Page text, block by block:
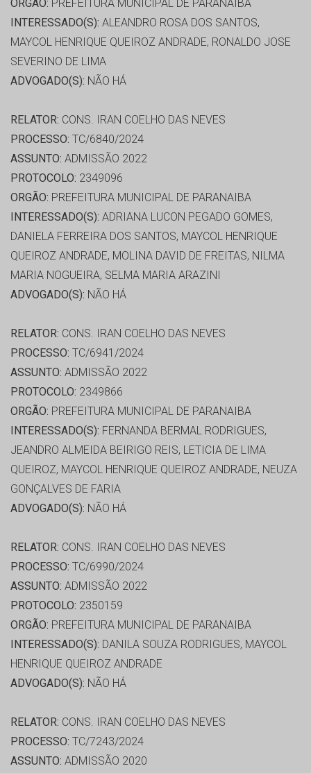
ORGÃO: PREFEITURA MUNICIPAL DE PARANAIBA
INTERESSADO(S): ALEANDRO ROSA DOS SANTOS,
MAYCOL HENRIQUE QUEIROZ ANDRADE, RONALDO JOSE
SEVERINO DE LIMA
ADVOGADO(S): NÃO HÁ
RELATOR: CONS. IRAN COELHO DAS NEVES
PROCESSO: TC/6840/2024
ASSUNTO: ADMISSÃO 2022
PROTOCOLO: 2349096
ORGÃO: PREFEITURA MUNICIPAL DE PARANAIBA
INTERESSADO(S): ADRIANA LUCON PEGADO GOMES,
DANIELA FERREIRA DOS SANTOS, MAYCOL HENRIQUE
QUEIROZ ANDRADE, MOLINA DAVID DE FREITAS, NILMA
MARIA NOGUEIRA, SELMA MARIA ARAZINI
ADVOGADO(S): NÃO HÁ
RELATOR: CONS. IRAN COELHO DAS NEVES
PROCESSO: TC/6941/2024
ASSUNTO: ADMISSÃO 2022
PROTOCOLO: 2349866
ORGÃO: PREFEITURA MUNICIPAL DE PARANAIBA
INTERESSADO(S): FERNANDA BERMAL RODRIGUES,
JEANDRO ALMEIDA BEIRIGO REIS, LETICIA DE LIMA
QUEIROZ, MAYCOL HENRIQUE QUEIROZ ANDRADE, NEUZA
GONÇALVES DE FARIA
ADVOGADO(S): NÃO HÁ
RELATOR: CONS. IRAN COELHO DAS NEVES
PROCESSO: TC/6990/2024
ASSUNTO: ADMISSÃO 2022
PROTOCOLO: 2350159
ORGÃO: PREFEITURA MUNICIPAL DE PARANAIBA
INTERESSADO(S): DANILA SOUZA RODRIGUES, MAYCOL
HENRIQUE QUEIROZ ANDRADE
ADVOGADO(S): NÃO HÁ
RELATOR: CONS. IRAN COELHO DAS NEVES
PROCESSO: TC/7243/2024
ASSUNTO: ADMISSÃO 2020